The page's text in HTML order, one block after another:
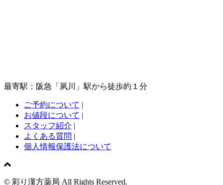
最寄駅：阪急「夙川」駅から徒歩約１分
ご予約について |
お値段について |
スタッフ紹介 |
よくある質問 |
個人情報保護法について
© 彩り漢方薬局 All Rights Reserved.